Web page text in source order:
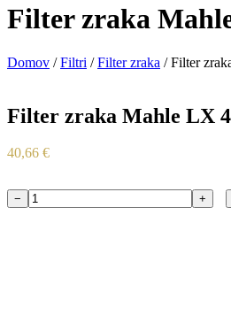
Filter zraka
Domov /Filtri /Filter zraka / Filter
Filter zraka Mahle LX
40,66 €
Filter
− +